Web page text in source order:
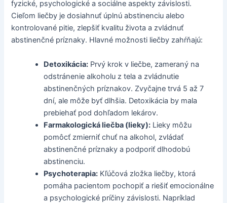
fyzické, psychologické a sociálne aspekty závislosti.
Cieľom liečby je dosiahnuť úplnú abstinenciu alebo
kontrolované pitie, zlepšiť kvalitu života a zvládnuť
abstinenčné príznaky. Hlavné možnosti liečby zahŕňajú:
Detoxikácia: Prvý krok v liečbe, zameraný na
odstránenie alkoholu z tela a zvládnutie
abstinenčných príznakov. Zvyčajne trvá 5 až 7
dní, ale môže byť dlhšia. Detoxikácia by mala
prebiehať pod dohľadom lekárov.
Farmakologická liečba (lieky): Lieky môžu
pomôcť zmierniť chuť na alkohol, zvládať
abstinenčné príznaky a podporiť dlhodobú
abstinenciu.
Psychoterapia: Kľúčová zložka liečby, ktorá
pomáha pacientom pochopiť a riešiť emocionálne
a psychologické príčiny závislosti. Napríklad